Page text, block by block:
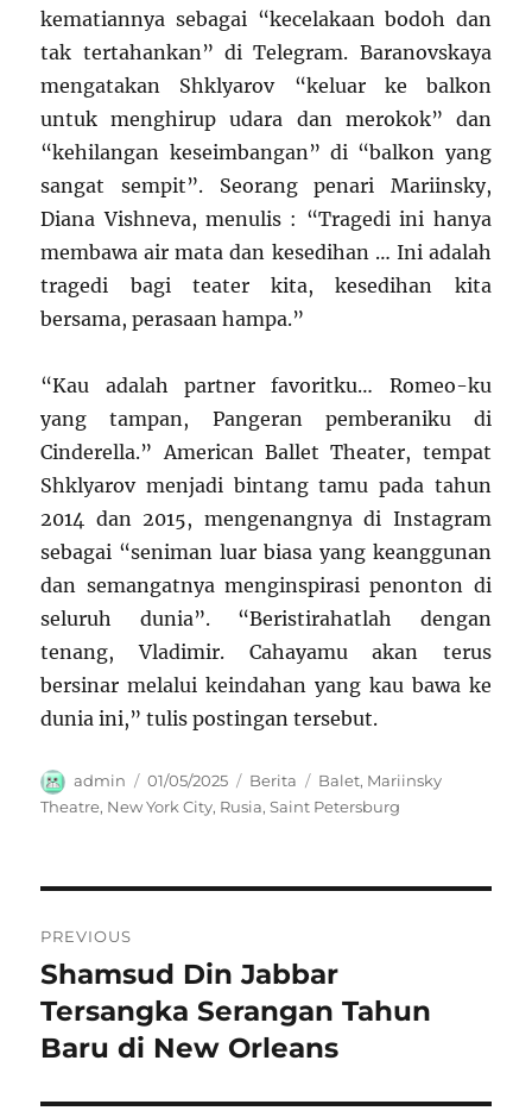
kematiannya sebagai “kecelakaan bodoh dan
tak tertahankan” di Telegram. Baranovskaya
mengatakan Shklyarov “keluar ke balkon
untuk menghirup udara dan merokok” dan
“kehilangan keseimbangan” di “balkon yang
sangat sempit”. Seorang penari Mariinsky,
Diana Vishneva, menulis : “Tragedi ini hanya
membawa air mata dan kesedihan … Ini adalah
tragedi bagi teater kita, kesedihan kita
bersama, perasaan hampa.”
“Kau adalah partner favoritku… Romeo-ku
yang tampan, Pangeran pemberaniku di
Cinderella.” American Ballet Theater, tempat
Shklyarov menjadi bintang tamu pada tahun
2014 dan 2015, mengenangnya di Instagram
sebagai “seniman luar biasa yang keanggunan
dan semangatnya menginspirasi penonton di
seluruh dunia”. “Beristirahatlah dengan
tenang, Vladimir. Cahayamu akan terus
bersinar melalui keindahan yang kau bawa ke
dunia ini,” tulis postingan tersebut.
Author
admin
Posted
on
01/05/2025 Categories
Berita Tags
Balet, Mariinsky
Theatre, New York City, Rusia,Saint Petersburg
pos
PREVIOUS
Previous
post:
Shamsud Din Jabbar
Tersangka Serangan Tahun
Baru di New Orleans